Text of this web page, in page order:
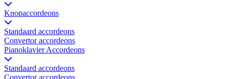
Knopaccordeons
Standaard accordeons
Convertor accordeons
Pianoklavier Accordeons
Standaard accordeons